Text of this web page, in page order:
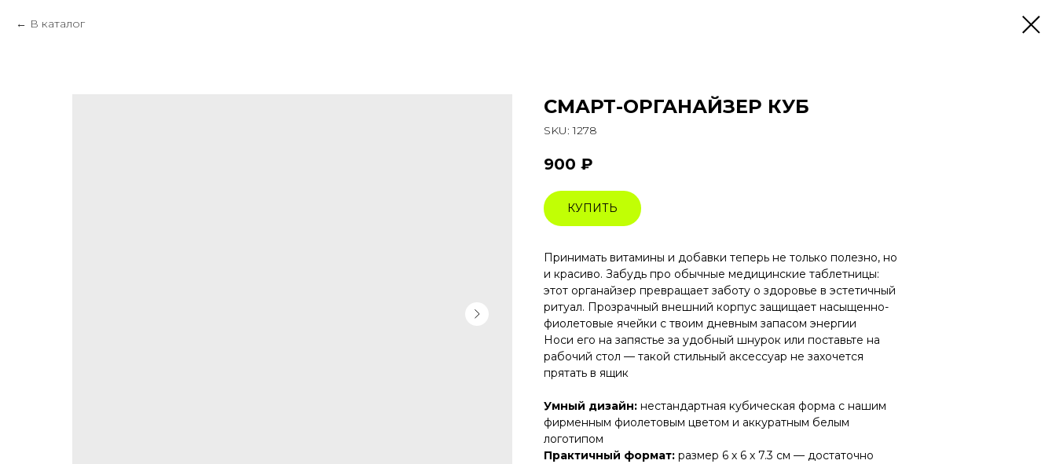
В каталог
СМАРТ-ОРГАНАЙЗЕР КУБ
SKU:1278
900 ₽
КУПИТЬ
Принимать витамины и добавки теперь не только полезно, но
и красиво. Забудь про обычные медицинские таблетницы:
этот органайзер превращает заботу о здоровье в эстетичный
ритуал. Прозрачный внешний корпус защищает насыщенно-
фиолетовые ячейки с твоим дневным запасом энергии
Носи его на запястье за удобный шнурок или поставьте на
рабочий стол — такой стильный аксессуар не захочется
прятать в ящик
Умный дизайн: нестандартная кубическая форма с нашим
фирменным фиолетовым цветом и аккуратным белым
логотипом
Практичный формат: размер 6 х 6 х 7.3 см — достаточно